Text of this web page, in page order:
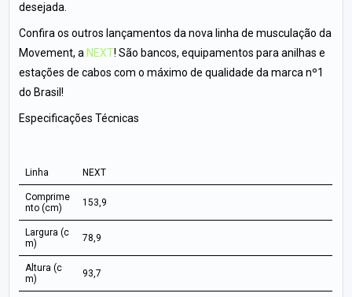
desejada.
Confira os outros lançamentos da nova linha de musculação da
Movement, a NEXT! São bancos, equipamentos para anilhas e
estações de cabos com o máximo de qualidade da marca nº1
do Brasil!
Especificações Técnicas
Linha NEXT
Comprime
nto (cm)
153,9
Largura (c
m)
78,9
Altura (c
m)
93,7